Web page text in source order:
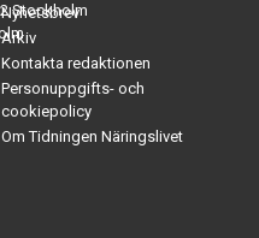
Stockholm
Nyhetsbrev
Arkiv
Kontakta redaktionen
Personuppgifts- och
cookiepolicy
Om Tidningen Näringslivet